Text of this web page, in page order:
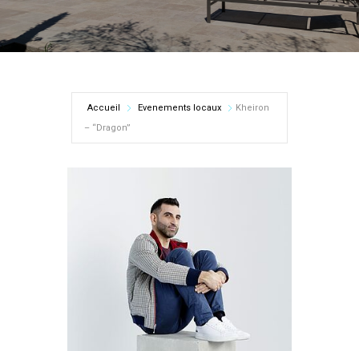
Accueil Evenements locaux
Kheiron
– “Dragon”